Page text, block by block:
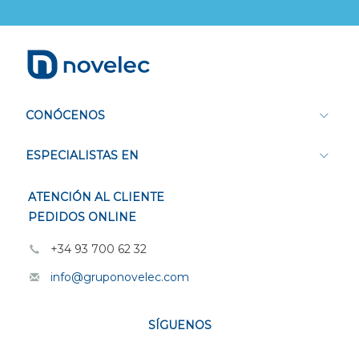
CONÓCENOS
ESPECIALISTAS EN
ATENCIÓN AL CLIENTE
PEDIDOS ONLINE
+34 93 700 62 32
info@gruponovelec.com
SÍGUENOS